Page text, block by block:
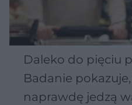
Daleko do pięciu
Badanie
naprawdę jedzą